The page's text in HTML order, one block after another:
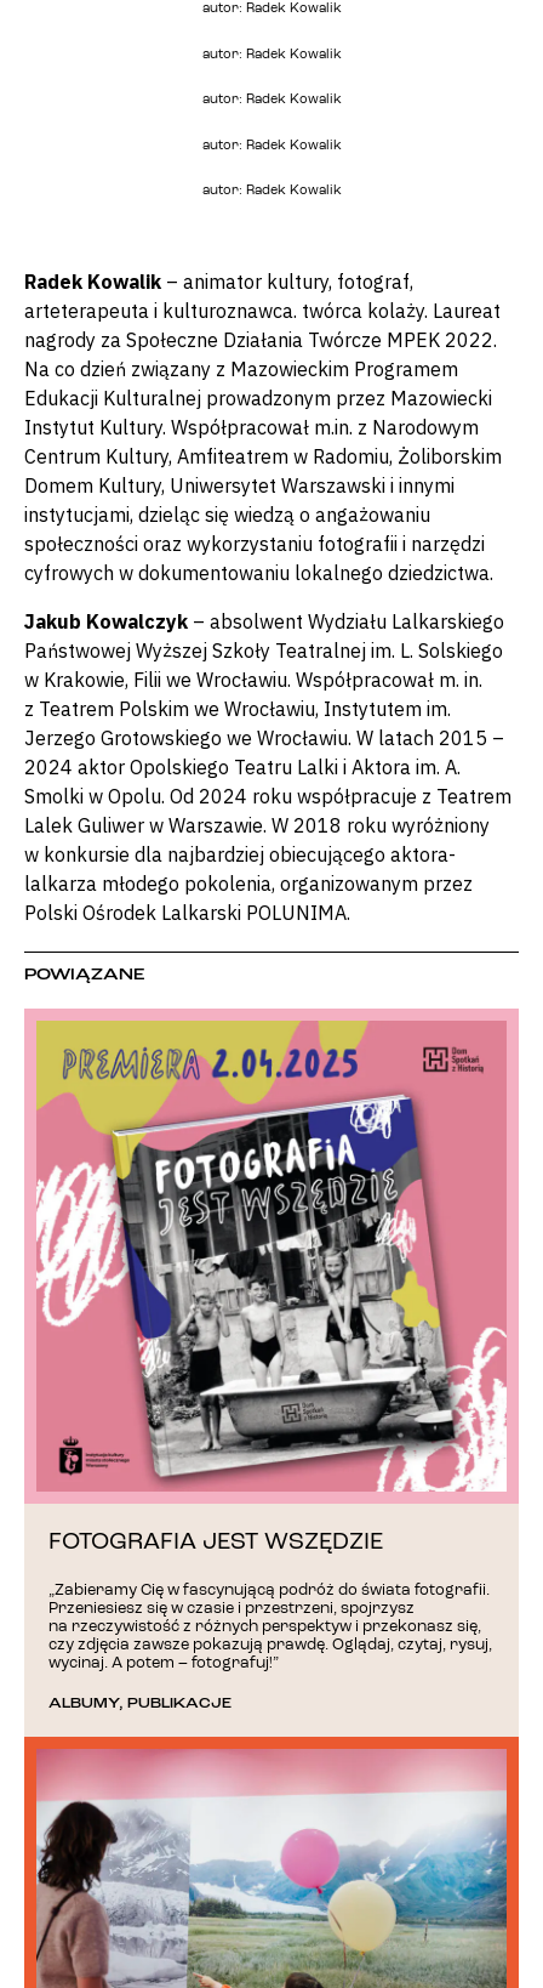
autor: Radek Kowalik
autor: Radek Kowalik
autor: Radek Kowalik
autor: Radek Kowalik
autor: Radek Kowalik
Radek Kowalik – animator kultury, fotograf,
arteterapeuta i kulturoznawca. twórca kolaży. Laureat
nagrody za Społeczne Działania Twórcze MPEK 2022.
Na co dzień związany z Mazowieckim Programem
Edukacji Kulturalnej prowadzonym przez Mazowiecki
Instytut Kultury. Współpracował m.in. z Narodowym
Centrum Kultury, Amfiteatrem w Radomiu, Żoliborskim
Domem Kultury, Uniwersytet Warszawski i innymi
instytucjami, dzieląc się wiedzą o angażowaniu
społeczności oraz wykorzystaniu fotografii i narzędzi
cyfrowych w dokumentowaniu lokalnego dziedzictwa.
Jakub Kowalczyk – absolwent Wydziału Lalkarskiego
Państwowej Wyższej Szkoły Teatralnej im. L. Solskiego
w Krakowie, Filii we Wrocławiu. Współpracował m. in.
z Teatrem Polskim we Wrocławiu, Instytutem im.
Jerzego Grotowskiego we Wrocławiu. W latach 2015 –
2024 aktor Opolskiego Teatru Lalki i Aktora im. A.
Smolki w Opolu. Od 2024 roku współpracuje z Teatrem
Lalek Guliwer w Warszawie. W 2018 roku wyróżniony
w konkursie dla najbardziej obiecującego aktora-
lalkarza młodego pokolenia, organizowanym przez
Polski Ośrodek Lalkarski POLUNIMA.
POWIĄZANE
FOTOGRAFIA JEST WSZĘDZIE
„Zabieramy Cię w fascynującą podróż do świata fotografii.
Przeniesiesz się w czasie i przestrzeni, spojrzysz
na rzeczywistość z różnych perspektyw i przekonasz się,
czy zdjęcia zawsze pokazują prawdę. Oglądaj, czytaj, rysuj,
wycinaj. A potem – fotografuj!”
ALBUMY, PUBLIKACJE